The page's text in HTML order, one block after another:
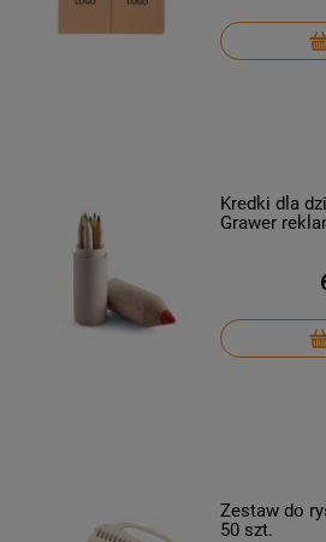
Kredki dla
Grawer
Zestaw do
50 szt.